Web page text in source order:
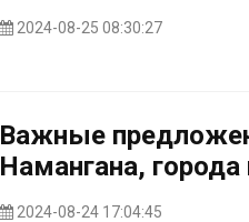
2024-08-25 08:30:27
Важные
Намангана, города
2024-08-24 17:04:45